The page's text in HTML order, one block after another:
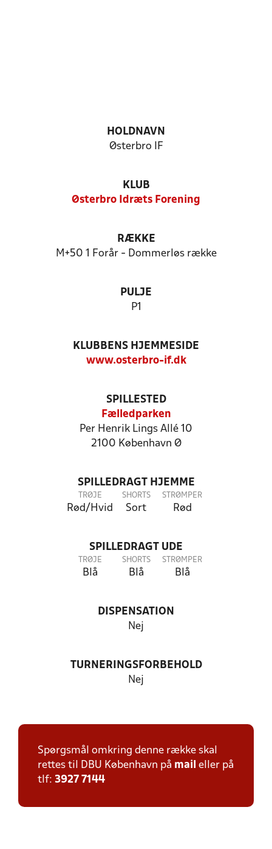
HOLDNAVN
Østerbro IF
KLUB
Østerbro Idræts Forening
RÆKKE
M+50 1 Forår - Dommerløs række
PULJE
P1
KLUBBENS HJEMMESIDE
www.osterbro-if.dk
SPILLESTED
Fælledparken
Per Henrik Lings Allé 10
2100 København Ø
SPILLEDRAGT HJEMME
TRØJE
Rød/Hvid
SHORTS
Sort
STRØMPER
Rød
SPILLEDRAGT UDE
TRØJE
Blå
SHORTS
Blå
STRØMPER
Blå
DISPENSATION
Nej
TURNERINGSFORBEHOLD
Nej
Spørgsmål omkring denne række skal
rettes til DBU København på mail eller på
tlf: 3927 7144